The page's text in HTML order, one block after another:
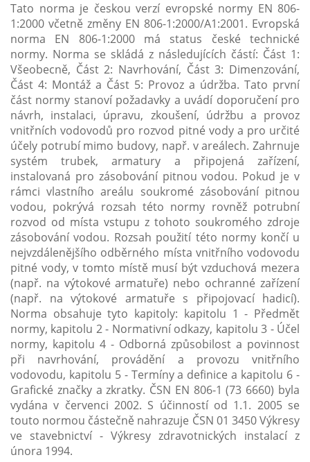
Tato norma je českou verzí evropské normy EN 806-
1:2000 včetně změny EN 806-1:2000/A1:2001. Evropská
norma EN 806-1:2000 má status české technické
normy. Norma se skládá z následujících částí: Část 1:
Všeobecně, Část 2: Navrhování, Část 3: Dimenzování,
Část 4: Montáž a Část 5: Provoz a údržba. Tato první
část normy stanoví požadavky a uvádí doporučení pro
návrh, instalaci, úpravu, zkoušení, údržbu a provoz
vnitřních vodovodů pro rozvod pitné vody a pro určité
účely potrubí mimo budovy, např. v areálech. Zahrnuje
systém trubek, armatury a připojená zařízení,
instalovaná pro zásobování pitnou vodou. Pokud je v
rámci vlastního areálu soukromé zásobování pitnou
vodou, pokrývá rozsah této normy rovněž potrubní
rozvod od místa vstupu z tohoto soukromého zdroje
zásobování vodou. Rozsah použití této normy končí u
nejvzdálenějšího odběrného místa vnitřního vodovodu
pitné vody, v tomto místě musí být vzduchová mezera
(např. na výtokové armatuře) nebo ochranné zařízení
(např. na výtokové armatuře s připojovací hadicí).
Norma obsahuje tyto kapitoly: kapitolu 1 - Předmět
normy, kapitolu 2 - Normativní odkazy, kapitolu 3 - Účel
normy, kapitolu 4 - Odborná způsobilost a povinnost
při navrhování, provádění a provozu vnitřního
vodovodu, kapitolu 5 - Termíny a definice a kapitolu 6 -
Grafické značky a zkratky. ČSN EN 806-1 (73 6660) byla
vydána v červenci 2002. S účinností od 1.1. 2005 se
touto normou částečně nahrazuje ČSN 01 3450 Výkresy
ve stavebnictví - Výkresy zdravotnických instalací z
února 1994.